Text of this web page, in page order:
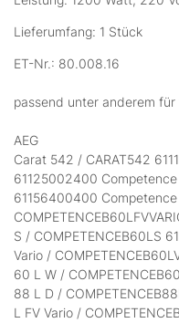
Lieferumfang: 1 Stück
ET-Nr.: 80.008.16
passend unter anderem
AEG
Carat 542 / CARAT542
61125002400
61156400400
S / COMPETENCEB60LS
Vario /
60 L W /
88 L D /
L FV Vario /